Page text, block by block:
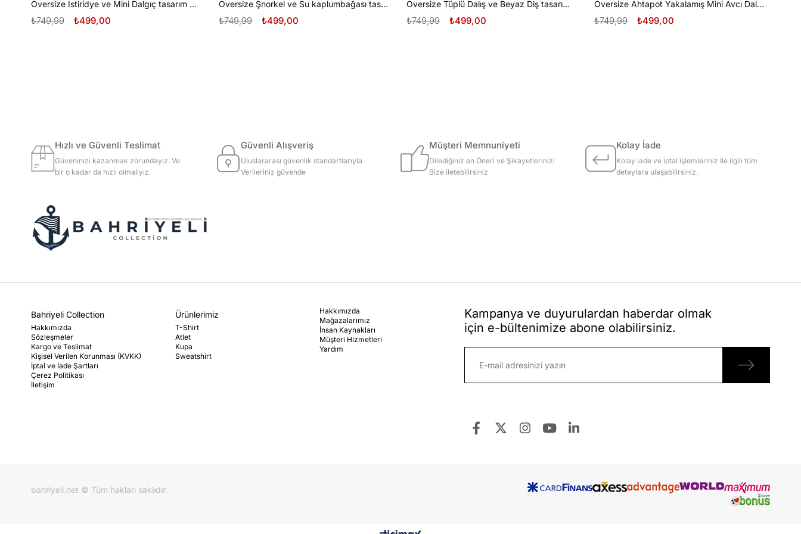
Oversize İstiridye ve Mini Dalgıç tasarım unisex T-shirt
₺499,00
₺749,99
Oversize Şnorkel ve Su kaplumbağası tasarım unisex T-shirt
₺499,00
₺749,99
Oversize Tüplü Dalış ve Beyaz Diş tasarım unisex T-shirt
₺499,00
₺749,99
Oversize Ahtapot Yakalamış Mini Avcı Dalgıç Tasarım unisex T-shirt
₺499,00
₺749,99
Hızlı ve Güvenli Teslimat
Güveninizi kazanmak zorundayız. Ve
bir o kadar da hızlı olmalıyız.
Güvenli Alışveriş
Uluslararası güvenlik standartlarıyla
Verileriniz güvende
Müşteri Memnuniyeti
Dilediğiniz an Öneri ve Şikayetlerinizi
Bize iletebilirsiniz
Kolay İade
Kolay iade ve iptal işlemleriniz İle ilgili tüm
detaylara ulaşabilirsiniz.
Bahriyeli Collection
Hakkımızda
Sözleşmeler
Kargo ve Teslimat
Kişisel Verilen Korunması (KVKK)
İptal ve İade Şartları
Çerez Politikası
İletişim
Ürünlerimiz
T-Shirt
Atlet
Kupa
Sweatshirt
Hakkımızda
Mağazalarımız
İnsan Kaynakları
Müşteri Hizmetleri
Yardım
Kampanya ve duyurulardan haberdar olmak
için e-bültenimize abone olabilirsiniz.
bahriyeli.net © Tüm hakları saklıdır.